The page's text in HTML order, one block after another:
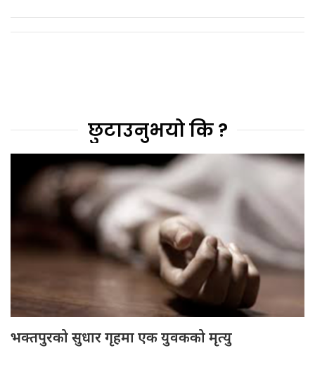
छुटाउनुभयो कि ?
भक्तपुरको सुधार गृहमा एक युवकको मृत्यु